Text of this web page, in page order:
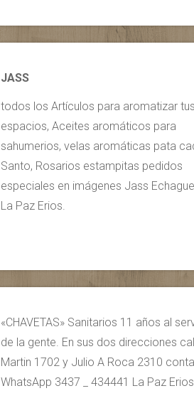
JASS
todos los Artículos para aromatizar tus
espacios, Aceites aromáticos para
sahumerios, velas aromáticas pata
Santo, Rosarios estampitas pedidos
especiales en imágenes Jass
La Paz Erios.
«CHAVETAS» Sanitarios 11 años al
de la gente. En sus dos direcciones
Martin 1702 y Julio A Roca 2310
WhatsApp 3437 _ 434441 La Paz Erios